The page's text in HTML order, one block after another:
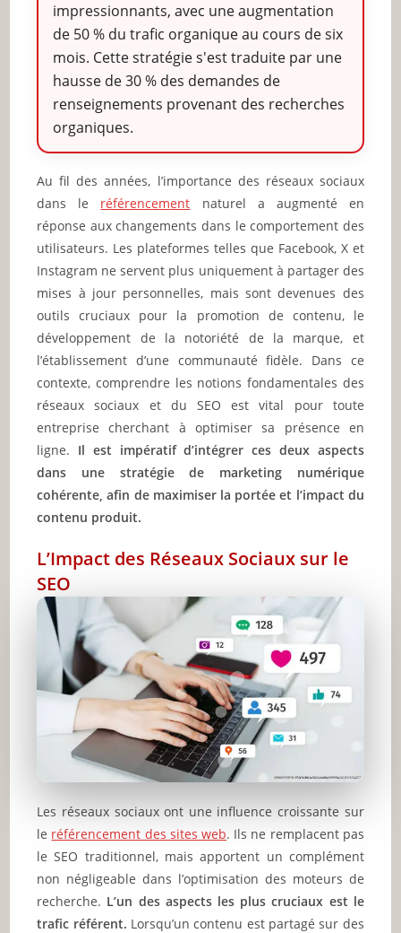
impressionnants, avec une augmentation
de 50 % du trafic organique au cours de six
mois. Cette stratégie s'est traduite par une
hausse de 30 % des demandes de
renseignements provenant des recherches
organiques.
Au fil des années, l’importance des réseaux sociaux
dans le référencement naturel a augmenté en
réponse aux changements dans le comportement des
utilisateurs. Les plateformes telles que Facebook, X et
Instagram ne servent plus uniquement à partager des
mises à jour personnelles, mais sont devenues des
outils cruciaux pour la promotion de contenu, le
développement de la notoriété de la marque, et
l’établissement d’une communauté fidèle. Dans ce
contexte, comprendre les notions fondamentales des
réseaux sociaux et du SEO est vital pour toute
entreprise cherchant à optimiser sa présence en
ligne. Il est impératif d’intégrer ces deux aspects
dans une stratégie de marketing numérique
cohérente, afin de maximiser la portée et l’impact du
contenu produit.
L’Impact des Réseaux Sociaux sur le
SEO
Les réseaux sociaux ont une influence croissante sur
le référencement des sites web. Ils ne remplacent pas
le SEO traditionnel, mais apportent un complément
non négligeable dans l’optimisation des moteurs de
recherche. L’un des aspects les plus cruciaux est le
trafic référent. Lorsqu’un contenu est partagé sur des